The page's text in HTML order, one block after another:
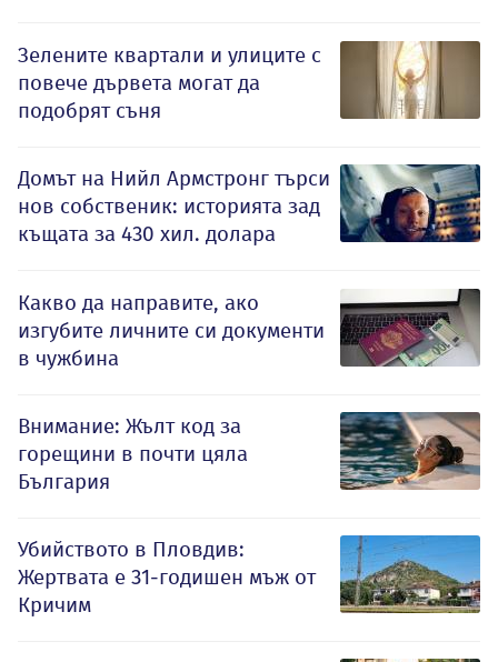
Зелените квартали и улиците с
повече дървета могат да
подобрят съня
Домът на Нийл Армстронг търси
нов собственик: историята зад
къщата за 430 хил. долара
Какво да направите, ако
изгубите личните си документи
в чужбина
Внимание: Жълт код за
горещини в почти цяла
България
Убийството в Пловдив:
Жертвата е 31-годишен мъж от
Кричим